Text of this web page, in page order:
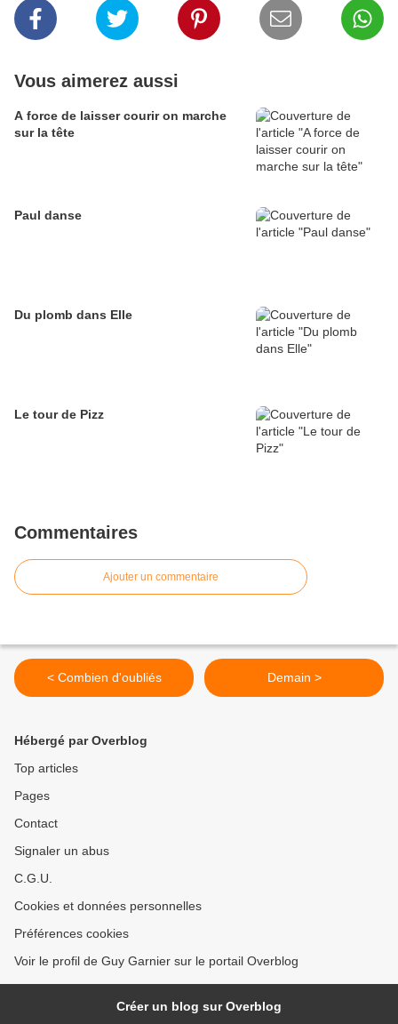
Vous aimerez aussi
A force de laisser courir on marche
sur la tête
Paul danse
Du plomb dans Elle
Le tour de Pizz
Commentaires
Ajouter un commentaire
< Combien d'oubliés Demain >
Hébergé par Overblog
Top articles
Pages
Contact
Signaler un abus
C.G.U.
Cookies et données personnelles
Préférences cookies
Voir le profil de Guy Garnier sur le portail Overblog
Créer un blog sur Overblog